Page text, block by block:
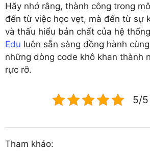
Hãy nhớ rằng, thành công trong
đến từ việc học vẹt, mà đến từ sự
và thấu hiểu bản chất của hệ
Edu luôn sẵn sàng đồng hành
những dòng code khô khan thành
rực rỡ.
5/5
Tham khảo: